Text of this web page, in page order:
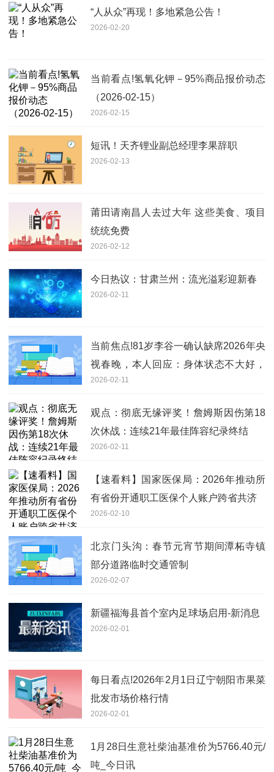
“人从众”再现！多地紧急公告！
2026-02-20
当前看点!氢氧化钾－95%商品报价动态
（2026-02-15）
2026-02-15
短讯！天齐锂业副总经理李果辞职
2026-02-13
莆田请南昌人去过大年 这些美食、项目
统统免费
2026-02-12
今日热议：甘肃兰州：流光溢彩迎新春
2026-02-11
当前焦点!81岁李谷一确认缺席2026年央
视春晚，本人回应：身体状态不大好，
实在无法登台
2026-02-11
观点：彻底无缘评奖！詹姆斯因伤第18
次休战：连续21年最佳阵容纪录终结
2026-02-11
【速看料】国家医保局：2026年推动所
有省份开通职工医保个人账户跨省共济
2026-02-10
北京门头沟：春节元宵节期间潭柘寺镇
部分道路临时交通管制
2026-02-07
新疆福海县首个室内足球场启用-新消息
2026-02-01
每日看点!2026年2月1日辽宁朝阳市果菜
批发市场价格行情
2026-02-01
1月28日生意社柴油基准价为5766.40元/
吨_今日讯